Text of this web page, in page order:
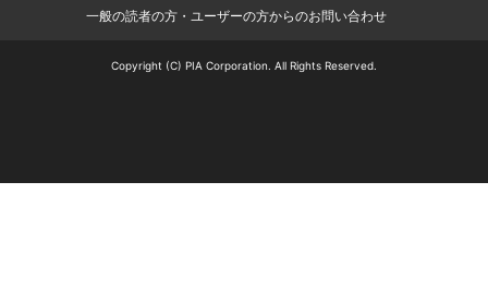
一般の読者の方・ユーザーの方からのお問い合わせ
Copyright (C) PIA Corporation. All Rights Reserved.